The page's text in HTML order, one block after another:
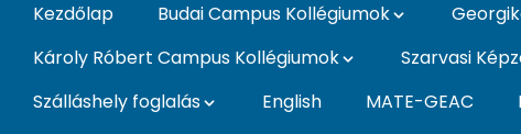
Kezdőlap Budai Campus Kollégiumok
Károly Róbert Campus Kollégiumok
Szarvasi
Szálláshely foglalás
English MATE-GEAC